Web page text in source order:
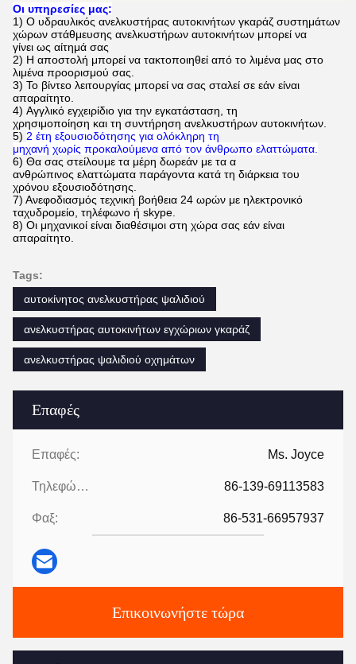
Επαφές
Επαφές: Ms. Joyce
Τηλεφώνημα: 86-139-69113583
Φαξ: 86-531-66957937
Επικοινωνήστε τώρα
Οι υπηρεσίες μας:
1) Ο υδραυλικός ανελκυστήρας αυτοκινήτων γκαράζ συστημάτων
χώρων στάθμευσης ανελκυστήρων αυτοκινήτων μπορεί να
γίνει ως αίτημά σας
2) Η αποστολή μπορεί να τακτοποιηθεί από το λιμένα μας στο
λιμένα προορισμού σας.
3) Το βίντεο λειτουργίας μπορεί να σας σταλεί σε εάν είναι
απαραίτητο.
4) Αγγλικό εγχειρίδιο για την εγκατάσταση, τη
χρησιμοποίηση και τη συντήρηση ανελκυστήρων αυτοκινήτων.
5) 2 έτη εξουσιοδότησης για ολόκληρη τη
μηχανή χωρίς προκαλούμενα από τον άνθρωπο ελαττώματα.
6) Θα σας στείλουμε τα μέρη δωρεάν με τα α
ανθρώπινος ελαττώματα παράγοντα κατά τη διάρκεια του
χρόνου εξουσιοδότησης.
7) Ανεφοδιασμός τεχνική βοήθεια 24 ωρών με ηλεκτρονικό
ταχυδρομείο, τηλέφωνο ή skype.
8) Οι μηχανικοί είναι διαθέσιμοι στη χώρα σας εάν είναι
απαραίτητο.
Tags:
αυτοκίνητος ανελκυστήρας ψαλιδιού
ανελκυστήρας αυτοκινήτων εγχώριων γκαράζ
ανελκυστήρας ψαλιδιού οχημάτων